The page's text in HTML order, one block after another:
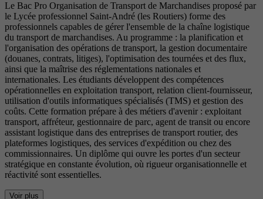
Le Bac Pro Organisation de Transport de Marchandises proposé par
le Lycée professionnel Saint-André (les Routiers) forme des
professionnels capables de gérer l'ensemble de la chaîne logistique
du transport de marchandises. Au programme : la planification et
l'organisation des opérations de transport, la gestion documentaire
(douanes, contrats, litiges), l'optimisation des tournées et des flux,
ainsi que la maîtrise des réglementations nationales et
internationales. Les étudiants développent des compétences
opérationnelles en exploitation transport, relation client-fournisseur,
utilisation d'outils informatiques spécialisés (TMS) et gestion des
coûts. Cette formation prépare à des métiers d'avenir : exploitant
transport, affréteur, gestionnaire de parc, agent de transit ou encore
assistant logistique dans des entreprises de transport routier, des
plateformes logistiques, des services d'expédition ou chez des
commissionnaires. Un diplôme qui ouvre les portes d'un secteur
stratégique en constante évolution, où rigueur organisationnelle et
réactivité sont essentielles.
Voir plus